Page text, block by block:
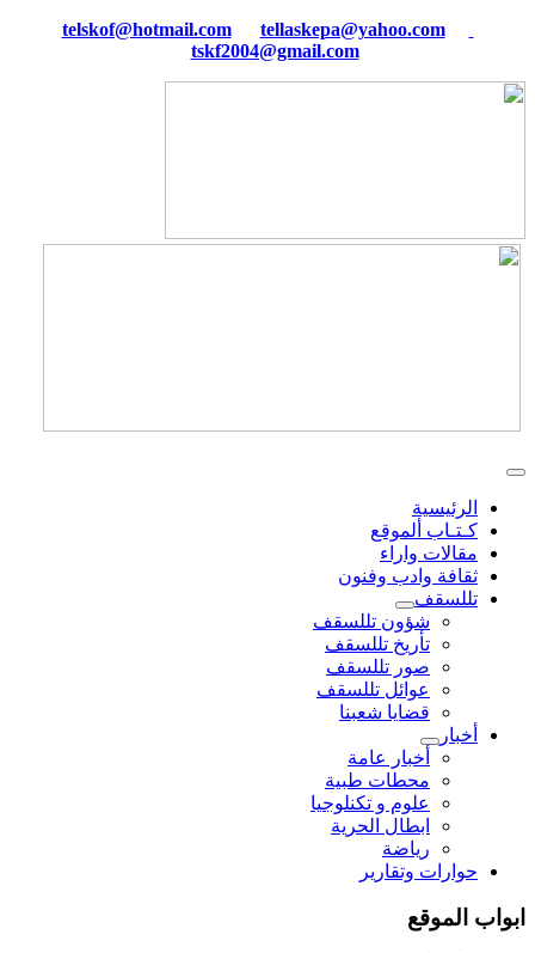
tellaskepa@yahoo.com
tskf2004@gmail.com
الرئيسية
كـتـاب ألموقع
مقالات واراء
ثقافة وادب وفنون
تللسقف
شؤون تللسقف
تأريخ تللسقف
صور تللسقف
عوائل تللسقف
قضايا شعبنا
أخبار
أخبار عامة
محطات طبية
علوم و تکنلوجیا
ابطال الحرية
رياضة
حوارات وتقارير
ابواب الموقع